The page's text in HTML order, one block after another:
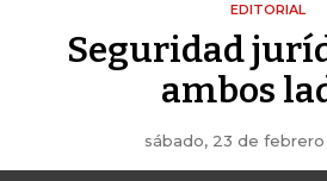
EDITORIAL
Seguridad
ambos
sábado, 23 de febrero